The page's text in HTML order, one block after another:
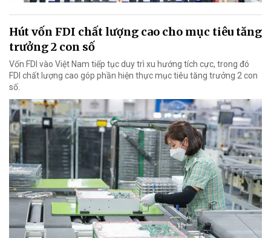
Hút vốn FDI chất lượng cao cho mục tiêu tăng
trưởng 2 con số
Vốn FDI vào Việt Nam tiếp tục duy trì xu hướng tích cực, trong đó
FDI chất lượng cao góp phần hiện thực mục tiêu tăng trưởng 2 con
số.